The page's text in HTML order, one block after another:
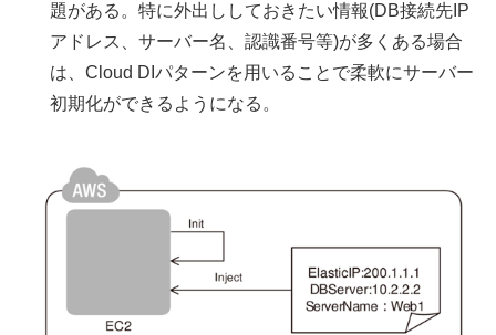
題がある。特に外出ししておきたい情報(DB接続先IP
アドレス、サーバー名、認識番号等)が多くある場合
は、Cloud DIパターンを用いることで柔軟にサーバー
初期化ができるようになる。